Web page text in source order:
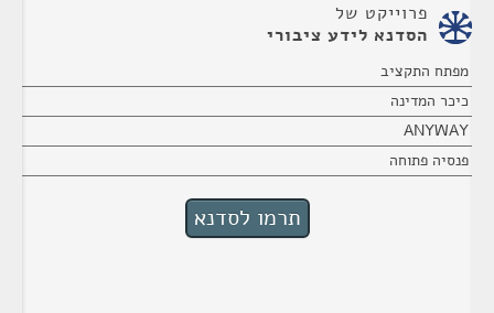
פרוייקט של
הסדנא לידע ציבורי
מפתח התקציב
כיכר המדינה
ANYWAY
פנסיה פתוחה